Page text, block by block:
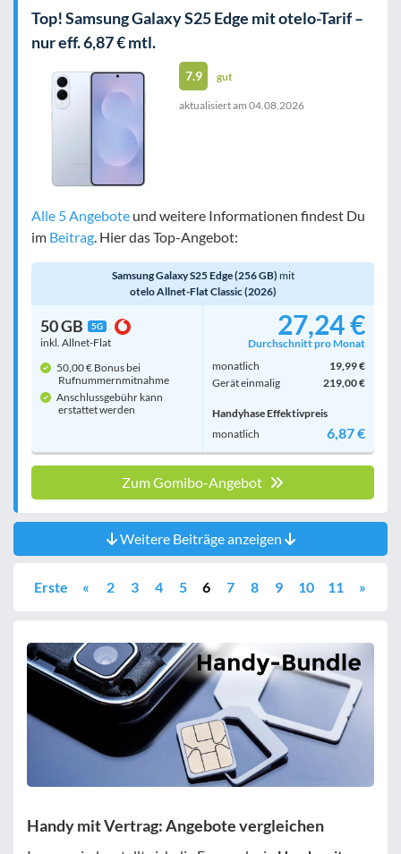
Top! Samsung Galaxy S25 Edge mit otelo-Tarif –
nur eff. 6,87 € mtl.
7.9 gut
aktualisiert am 04.08.2026
Alle 5 Angebote und weitere Informationen findest Du
im Beitrag . Hier das Top-Angebot:
Samsung Galaxy S25 Edge (256 GB) mit
otelo Allnet-Flat Classic (2026)
50 GB 5G
inkl. Allnet-Flat
50,00 € Bonus bei
Rufnummern­mitnahme
Anschlussgebühr kann
erstattet werden
27,24 €
Durchschnitt pro Monat
monatlich
19,99 €
Gerät einmalig
219,00 €
Handyhase Effektivpreis
monatlich
6,87 €
Zum Gomibo-Angebot
Weitere Beiträge anzeigen
Erste « 2 3 4 5 6 7 8 9 10 11 »
Handy mit Vertrag: Angebote vergleichen